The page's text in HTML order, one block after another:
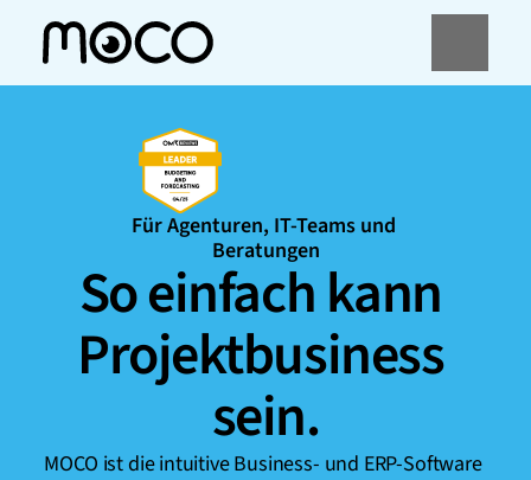
Für Agenturen, IT-Teams und
Beratungen
So einfach kann
Projektbusiness
sein.
MOCO ist die intuitive Business- und ERP-Software